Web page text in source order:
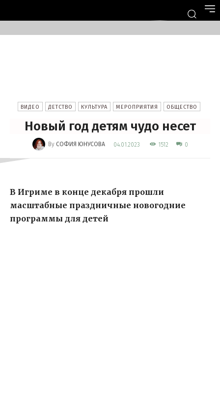
ВИДЕО ДЕТСТВО КУЛЬТУРА МЕРОПРИЯТИЯ ОБЩЕСТВО
Новый год детям чудо несет
By СОФИЯ ЮНУСОВА 04.01.2023 1512 0
В Игриме в конце декабря прошли
масштабные праздничные новогодние
программы для детей